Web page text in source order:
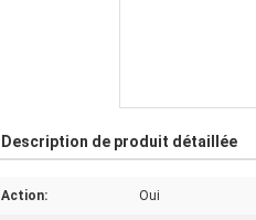
Description de produit détaillée
Action: Oui